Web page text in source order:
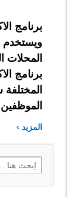
برنامج
ويستخدم
المحلات
برنامج
الموظفين
المزيد ›
Search for: